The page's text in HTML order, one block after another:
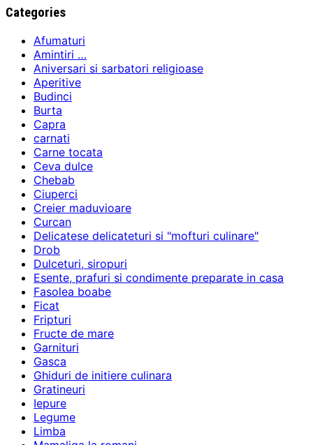
Categories
Afumaturi
Amintiri …
Aniversari si sarbatori religioase
Aperitive
Budinci
Burta
Capra
carnati
Carne tocata
Ceva dulce
Chebab
Ciuperci
Creier maduvioare
Curcan
Delicatese delicateturi si "mofturi culinare"
Drob
Dulceturi, siropuri
Esente, prafuri si condimente preparate in casa
Fasolea boabe
Ficat
Fripturi
Fructe de mare
Garnituri
Gasca
Ghiduri de initiere culinara
Gratineuri
Iepure
Legume
Limba